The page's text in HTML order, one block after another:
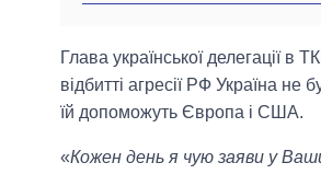
Глава української делегації в
відбитті агресії РФ Україна не
їй допоможуть Європа і США.
«Кожен день я чую заяви у